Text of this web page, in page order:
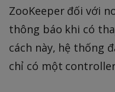
ZooKeeper đối với
thông báo khi có
cách này, hệ thống
chỉ có một